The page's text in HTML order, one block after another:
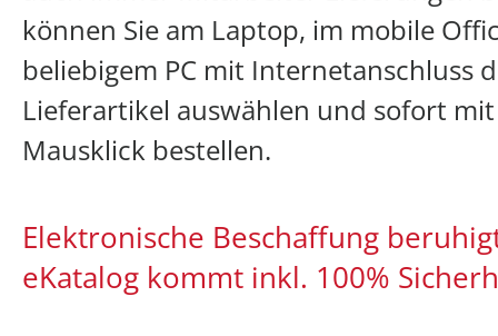
können Sie am Laptop, im mobile
beliebigem PC mit Internetanschluss
Lieferartikel auswählen und sofort
Mausklick bestellen.
Elektronische Beschaffung
eKatalog kommt inkl. 100%